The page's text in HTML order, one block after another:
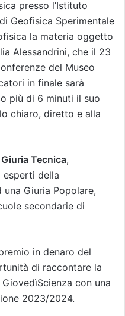
presso l’Istituto
Geofisica Sperimentale
la materia oggetto
Alessandrini, che il 23
del Museo
in finale sarà
più di 6 minuti il suo
chiaro, diretto e alla
Tecnica,
della
Giuria Popolare,
secondarie di
in denaro del
di raccontare la
con una
2023/2024.